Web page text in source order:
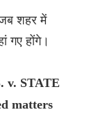
शहर में
गए होंगे।
v. STATE
matters